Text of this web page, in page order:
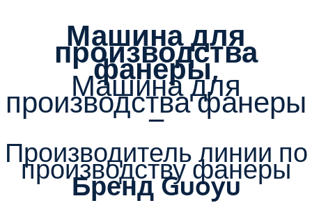
Машина для
производства
фанеры,
Машина для
производства фанеры
–
Производитель линии по
производству фанеры
Бренд Guoyu